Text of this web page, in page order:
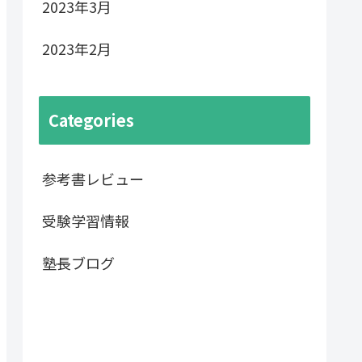
2023年3月
2023年2月
Categories
参考書レビュー
受験学習情報
塾長ブログ